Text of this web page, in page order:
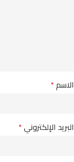
الاسم*
البريد الإلكتروني*